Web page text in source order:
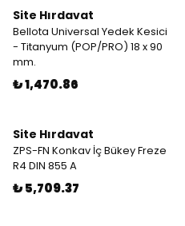
Site Hırdavat
Bellota Universal Yedek Kesici
- Titanyum (POP/PRO) 18 x 90
mm.
₺ 1,470.86
Site Hırdavat
ZPS-FN Konkav İç Bükey Freze
R4 DIN 855 A
₺ 5,709.37